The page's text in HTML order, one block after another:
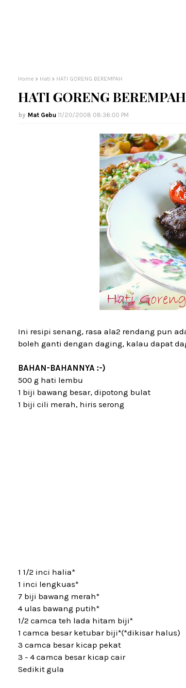
Home Hati HATI GORENG BEREMPAH
HATI GORENG BEREMPAH
Mat Gebu 11/20/2008 08:36:00 PM
Ini resipi senang, rasa ala2 rendang pun
boleh ganti dengan daging, kalau dapat
BAHAN-BAHANNYA :-)
500 g hati lembu
1 biji bawang besar, dipotong bulat
1 biji cili merah, hiris serong
1 1/2 inci halia*
1 inci lengkuas*
7 biji bawang merah*
4 ulas bawang putih*
1/2 camca teh lada hitam biji*
1 camca besar ketubar biji*(*dikisar halus)
3 camca besar kicap pekat
3 - 4 camca besar kicap cair
Sedikit gula